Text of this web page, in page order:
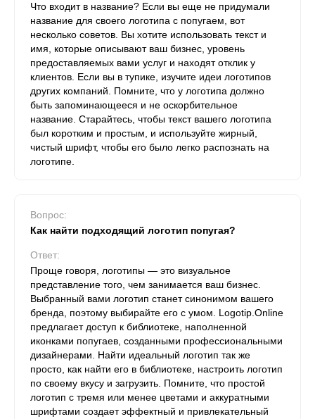
Что входит в название? Если вы еще не придумали
название для своего логотипа с попугаем, вот
несколько советов. Вы хотите использовать текст и
имя, которые описывают ваш бизнес, уровень
предоставляемых вами услуг и находят отклик у
клиентов. Если вы в тупике, изучите идеи логотипов
других компаний. Помните, что у логотипа должно
быть запоминающееся и не оскорбительное
название. Старайтесь, чтобы текст вашего логотипа
был коротким и простым, и используйте жирный,
чистый шрифт, чтобы его было легко распознать на
логотипе.
Вопрос:
Как найти подходящий логотип попугая?
Ответ:
Проще говоря, логотипы — это визуальное
представление того, чем занимается ваш бизнес.
Выбранный вами логотип станет синонимом вашего
бренда, поэтому выбирайте его с умом. Logotip.Online
предлагает доступ к библиотеке, наполненной
иконками попугаев, созданными профессиональными
дизайнерами. Найти идеальный логотип так же
просто, как найти его в библиотеке, настроить логотип
по своему вкусу и загрузить. Помните, что простой
логотип с тремя или менее цветами и аккуратными
шрифтами создает эффектный и привлекательный